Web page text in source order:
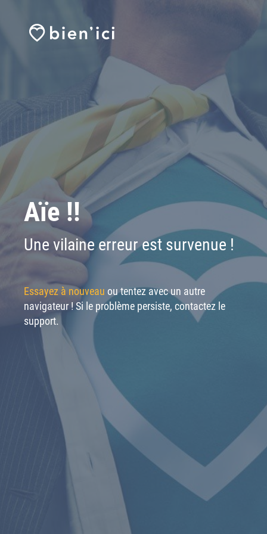
Aïe !!
Une vilaine erreur est survenue !
Essayez à nouveau ou tentez avec un autre
navigateur ! Si le problème persiste, contactez le
support.